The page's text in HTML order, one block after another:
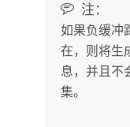
注：
如果负缓冲
在，则将生
息，并且不
集。